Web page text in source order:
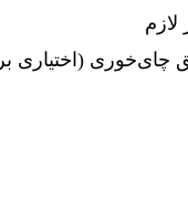
چای‌خوری (اختیاری